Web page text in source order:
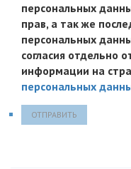
персональных
прав, а так же
персональных
согласия отдельно
информации на
персональных
ОТПРАВИТЬ